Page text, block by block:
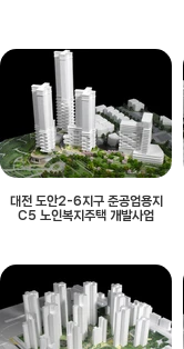
대전 도안2-6지구 준공업용지
C5 노인복지주택 개발사업